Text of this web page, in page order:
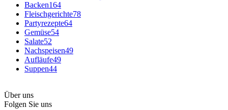
Backen164
Fleischgerichte78
Partyrezepte64
Gemüse54
Salate52
Nachspeisen49
Aufläufe49
Suppen44
Über uns
Folgen Sie uns